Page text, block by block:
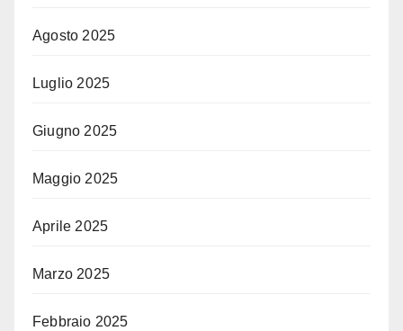
Agosto 2025
Luglio 2025
Giugno 2025
Maggio 2025
Aprile 2025
Marzo 2025
Febbraio 2025